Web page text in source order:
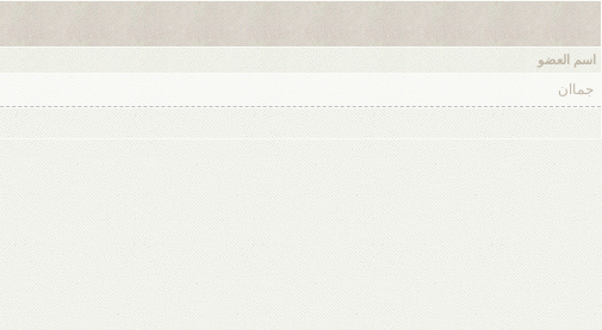
اسم العضو
جماان